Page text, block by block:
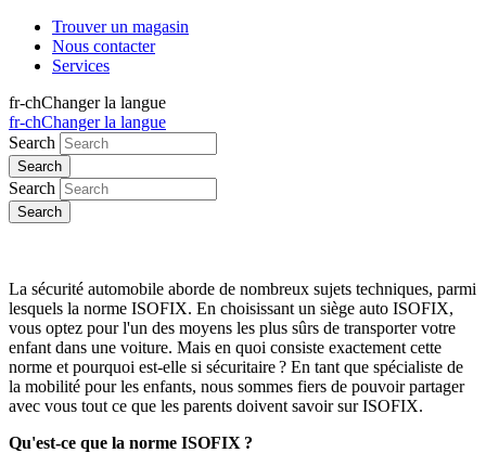
Trouver un magasin
Nous contacter
Services
fr-chChanger la langue
fr-chChanger la langue
Search
Search
La sécurité automobile aborde de nombreux sujets techniques, parmi
lesquels la norme ISOFIX. En choisissant un siège auto ISOFIX,
vous optez pour l'un des moyens les plus sûrs de transporter votre
enfant dans une voiture. Mais en quoi consiste exactement cette
norme et pourquoi est-elle si sécuritaire ? En tant que spécialiste de
la mobilité pour les enfants, nous sommes fiers de pouvoir partager
avec vous tout ce que les parents doivent savoir sur ISOFIX.
Qu'est-ce que la norme ISOFIX ?